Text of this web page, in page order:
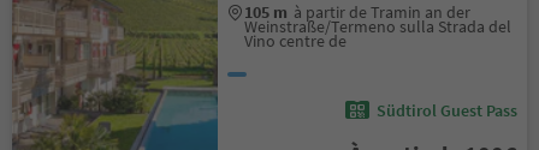
105 m à partir de Tramin an der
Weinstraße/Termeno sulla Strada del
Vino centre de
Südtirol Guest Pass